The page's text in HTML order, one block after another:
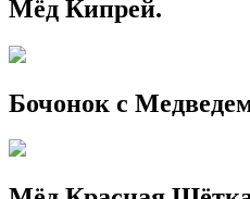
Мёд Кипрей.
Бочонок с